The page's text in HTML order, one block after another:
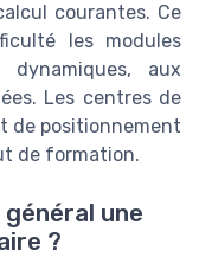
courantes. Ce
les modules
dynamiques, aux
Les centres de
de positionnement
de formation.
une
?